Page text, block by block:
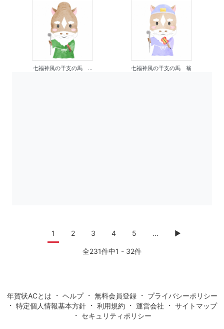
七福神風の干支の馬 ... 七福神風の干支の馬 翁
1 2 3 4 5 ... ▶
全231件中1 - 32件
年賀状ACとは ・ ヘルプ・ 無料会員登録・ プライバシーポリシー
・ 特定個人情報基本方針 ・ 利用規約 ・ 運営会社 ・ サイトマップ
・ セキュリティポリシー